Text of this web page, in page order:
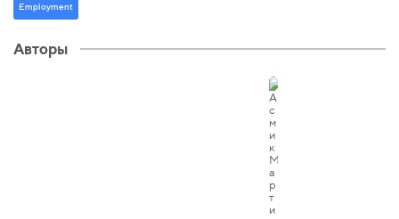
Employment
Авторы